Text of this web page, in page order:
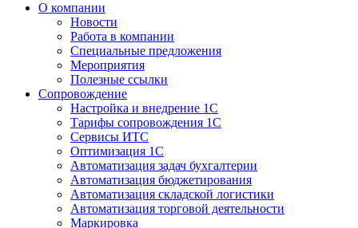
О компании
Новости
Работа в компании
Специальные предложения
Мероприятия
Полезные ссылки
Сопровождение
Настройка и внедрение 1С
Тарифы сопровождения 1С
Сервисы ИТС
Оптимизация 1С
Автоматизация задач бухгалтерии
Автоматизация бюджетирования
Автоматизация складской логистики
Автоматизация торговой деятельности
Маркировка